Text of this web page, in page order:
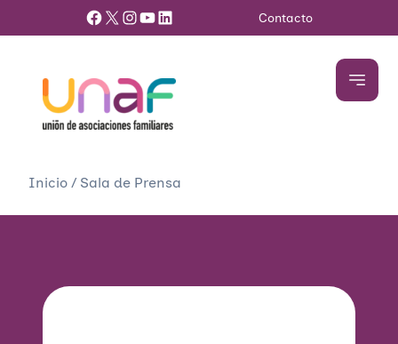
Facebook X InstagramYouTube LinkedIn Contacto
Inicio / Sala de Prensa